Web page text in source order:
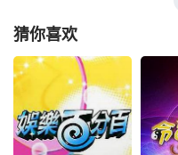
猜你喜欢